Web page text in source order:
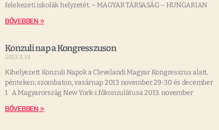
felekezeti iskolák helyzetét. – MAGYAR TÁRSASÁG – HUNGARIAN
BŐVEBBEN »
Konzuli nap a Kongresszuson
2013.11.13.
Kihelyezett Konzuli Napok a Clevelandi Magyar Kongresszus alatt,
pénteken, szombaton, vasárnap 2013 november 29-30 és december
1 A Magyarország New York-i főkonzulátusa 2013. november
BŐVEBBEN »